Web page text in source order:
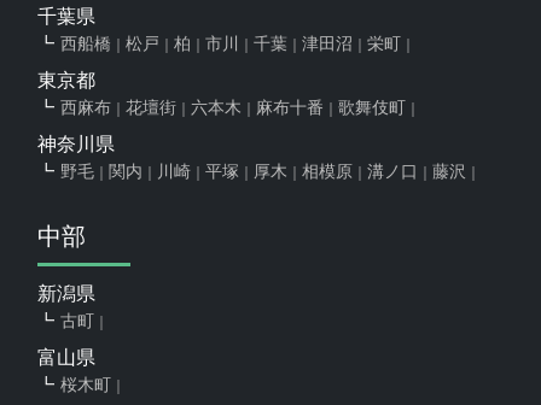
千葉県
西船橋 松戸 柏 市川 千葉 津田沼 栄町
東京都
西麻布 花壇街 六本木 麻布十番 歌舞伎町
神奈川県
野毛 関内 川崎 平塚 厚木 相模原 溝ノ口 藤沢
中部
新潟県
古町
富山県
桜木町